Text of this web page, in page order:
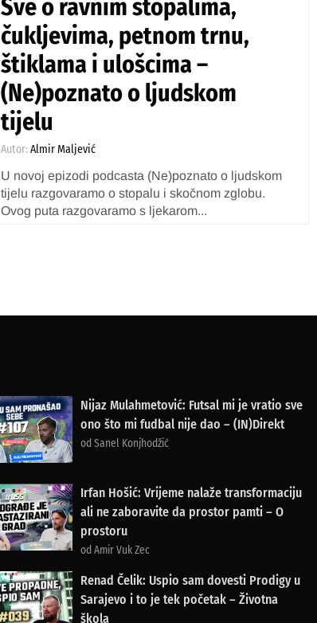
Sve o ravnim stopalima,
čukljevima, petnom trnu,
štiklama i ulošcima –
(Ne)poznato o ljudskom
tijelu
Autor: Almir Maljević
U novoj epizodi podcasta (Ne)poznato o ljudskom
tijelu razgovaramo o stopalu i skočnom zglobu.
Ovog puta razgovaramo s ljekarom...
Nijaz Mulahmetović: Futsal mi je vratio sve
ono što mi fudbal nije dao – (IN)Direkt
od Sanel Konjhodžić
Irfan Hošić: Vrijeme nalaže transformaciju
ali ne zaboravite da prostor pamti – O
prostoru
od Amir Vuk Zec
Renad Čelik: Uspio sam dovesti Prodigy u
Sarajevo i to je tek početak – Životna
škola